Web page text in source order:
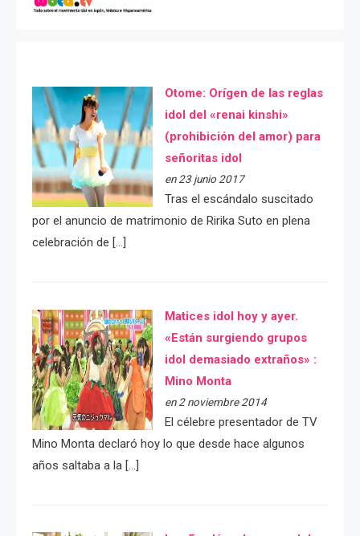
Otome: Orígen de las reglas
idol del «renai kinshi»
(prohibición del amor) para
señoritas idol
en 23 junio 2017
Tras el escándalo suscitado
por el anuncio de matrimonio de Ririka Suto en plena
celebración de […]
Matices idol hoy y ayer.
«Están surgiendo grupos
idol demasiado extraños» :
Mino Monta
en 2 noviembre 2014
El célebre presentador de TV
Mino Monta declaró hoy lo que desde hace algunos
años saltaba a la […]